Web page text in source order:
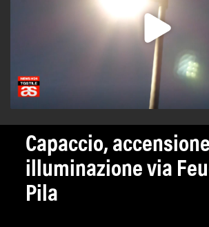
Capaccio, accensione
illuminazione via
Pila